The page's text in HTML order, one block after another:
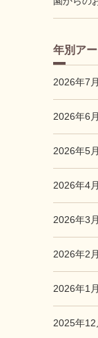
年別ア
2026年7
2026年6
2026年5
2026年4
2026年3
2026年2
2026年1
2025年12